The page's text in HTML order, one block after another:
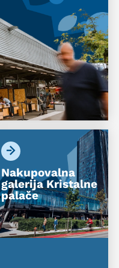
Nakupovalna
galerija Kristalne
palače